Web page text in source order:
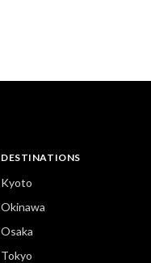
DESTINATIONS
Kyoto
Okinawa
Osaka
Tokyo